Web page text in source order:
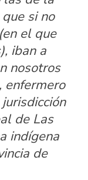
si no
el que
iban a
nosotros
enfermero
de Las
indígena
de